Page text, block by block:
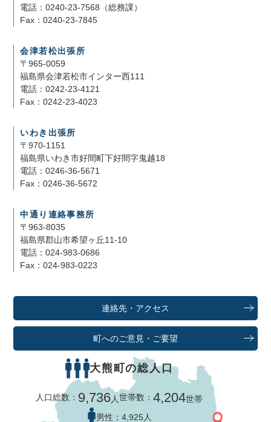
電話：0240-23-7568（総務課）
Fax：0240-23-7845
会津若松出張所
〒965-0059
福島県会津若松市インター西111
電話：0242-23-4121
Fax：0242-23-4023
いわき出張所
〒970-1151
福島県いわき市好間町下好間字鬼越18
電話：0246-36-5671
Fax：0246-36-5672
中通り連絡事務所
〒963-8035
福島県郡山市希望ヶ丘11-10
電話：024-983-0686
Fax：024-983-0223
連絡先・アクセス
町へのご意見・ご要望
大熊町の総人口
人口総数： 9,736人世帯数：4,204世帯
男性： 4,925人